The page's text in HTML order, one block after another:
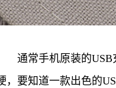
通常手机原装的
，要知道一款出色的